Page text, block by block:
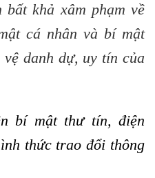
khả xâm phạm về
cá nhân và bí mật
danh dự, uy tín của
bí mật thư tín, điện
thức trao đổi thông